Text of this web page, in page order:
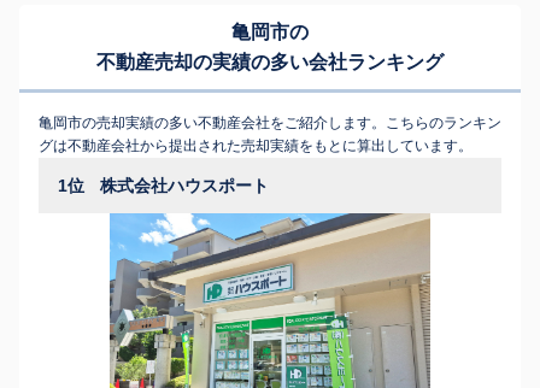
亀岡市の
不動産売却の実績の多い会社ランキング
亀岡市の売却実績の多い不動産会社をご紹介します。こちらのランキン
グは不動産会社から提出された売却実績をもとに算出しています。
1位 株式会社ハウスポート